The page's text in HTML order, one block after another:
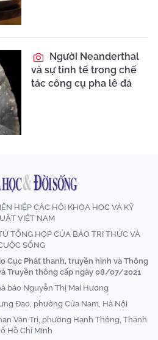
Người Neanderthal
và sự tinh tế trong chế
tác công cụ pha lê đá
HIỆP CÁC HỘI KHOA HỌC VÀ KỸ
VIỆT NAM
TỔNG HỢP CỦA BÁO TRI THỨC VÀ
SỐNG
Cục Phát thanh, truyền hình và Thông
Truyền thông cấp ngày 08/07/2021
báo Nguyễn Thị Mai Hương
Đạo, phường Cửa Nam, Hà Nội
Văn Trị, phường Hạnh Thông, Thành
Hồ Chí Minh